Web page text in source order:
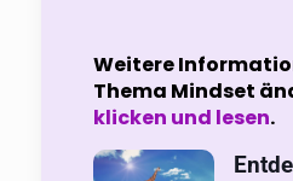
Weitere
Thema Mindset
klicken und lesen.